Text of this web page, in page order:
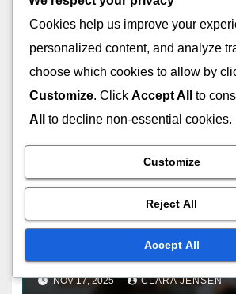
Factores culturales
influyen en las tasas
conversión en
ESTRATEGIAS DE CONVERSIÓN AUSTRALIANAS
Lista de verificación
optimizar las
del Marketing de
NOV 17, 2025 CLARA JENSEN
Cookies help us improve your
personalized content, and analyze
choose which cookies to allow by
Customize. Click Accept All to
All
to decline non-essential cookies.
Customize
Reject All
Accept All